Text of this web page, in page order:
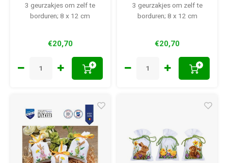
3 geurzakjes om zelf te
borduren; 8 x 12 cm
€20,70
+
3 geurzakjes om zelf te
borduren; 8 x 12 cm
€20,70
+